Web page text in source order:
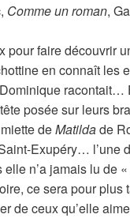
Comme un roman,
pour faire découvrir
en connaît les
racontait…
posée sur leurs
deMatildade
Exupéry… l’une
elle n’a jamais lu de
ce sera pour plus
de ceux qu’elle